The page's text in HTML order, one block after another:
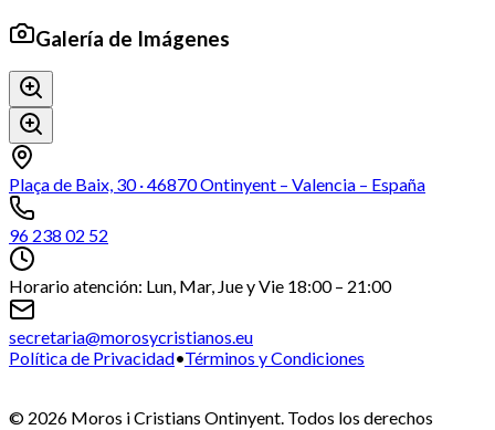
Galería de Imágenes
Plaça de Baix, 30 · 46870 Ontinyent – Valencia – España
96 238 02 52
Horario atención: Lun, Mar, Jue y Vie 18:00 – 21:00
secretaria@morosycristianos.eu
Política de Privacidad•Términos y Condiciones
© 2026 Moros i Cristians Ontinyent. Todos los derechos